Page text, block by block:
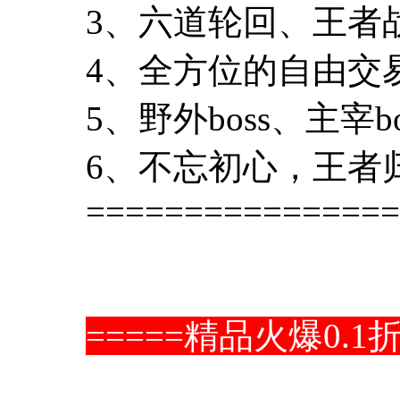
3、六道轮回、王
4、全方位的自由交
5、野外boss、主宰
6、不忘初心，王者
=====精品火爆